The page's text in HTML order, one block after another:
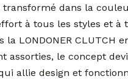
dans la
à tous les styles et à
la LONDONER CLUTCH
assorties, le concept
allie design et